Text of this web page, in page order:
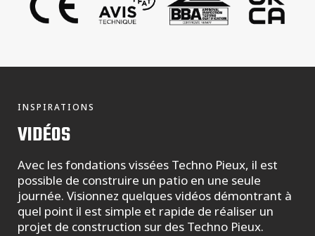
INSPIRATIONS
VIDÉOS
Avec les fondations vissées Techno Pieux, il est
possible de construire un patio en une seule
journée. Visionnez quelques vidéos démontrant à
quel point il est simple et rapide de réaliser un
projet de construction sur des Techno Pieux.